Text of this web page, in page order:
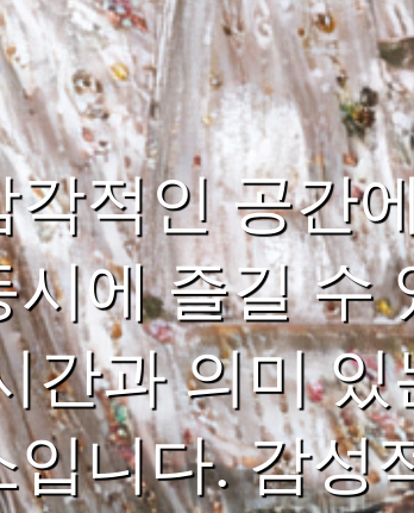
적인 공간
에 즐길 수
간과 의미
니다. 감성